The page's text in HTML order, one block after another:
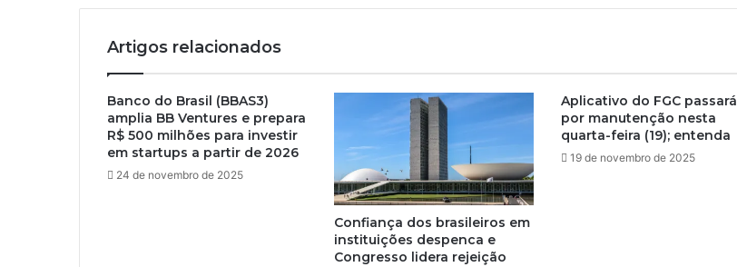
Artigos relacionados
Banco do Brasil (BBAS3)
amplia BB Ventures e prepara
R$ 500 milhões para investir
em startups a partir de 2026
24 de novembro de 2025
Confiança dos brasileiros em
instituições despenca e
Congresso lidera rejeição
Aplicativo do FGC passará
por manutenção nesta
quarta-feira (19); entenda
19 de novembro de 2025